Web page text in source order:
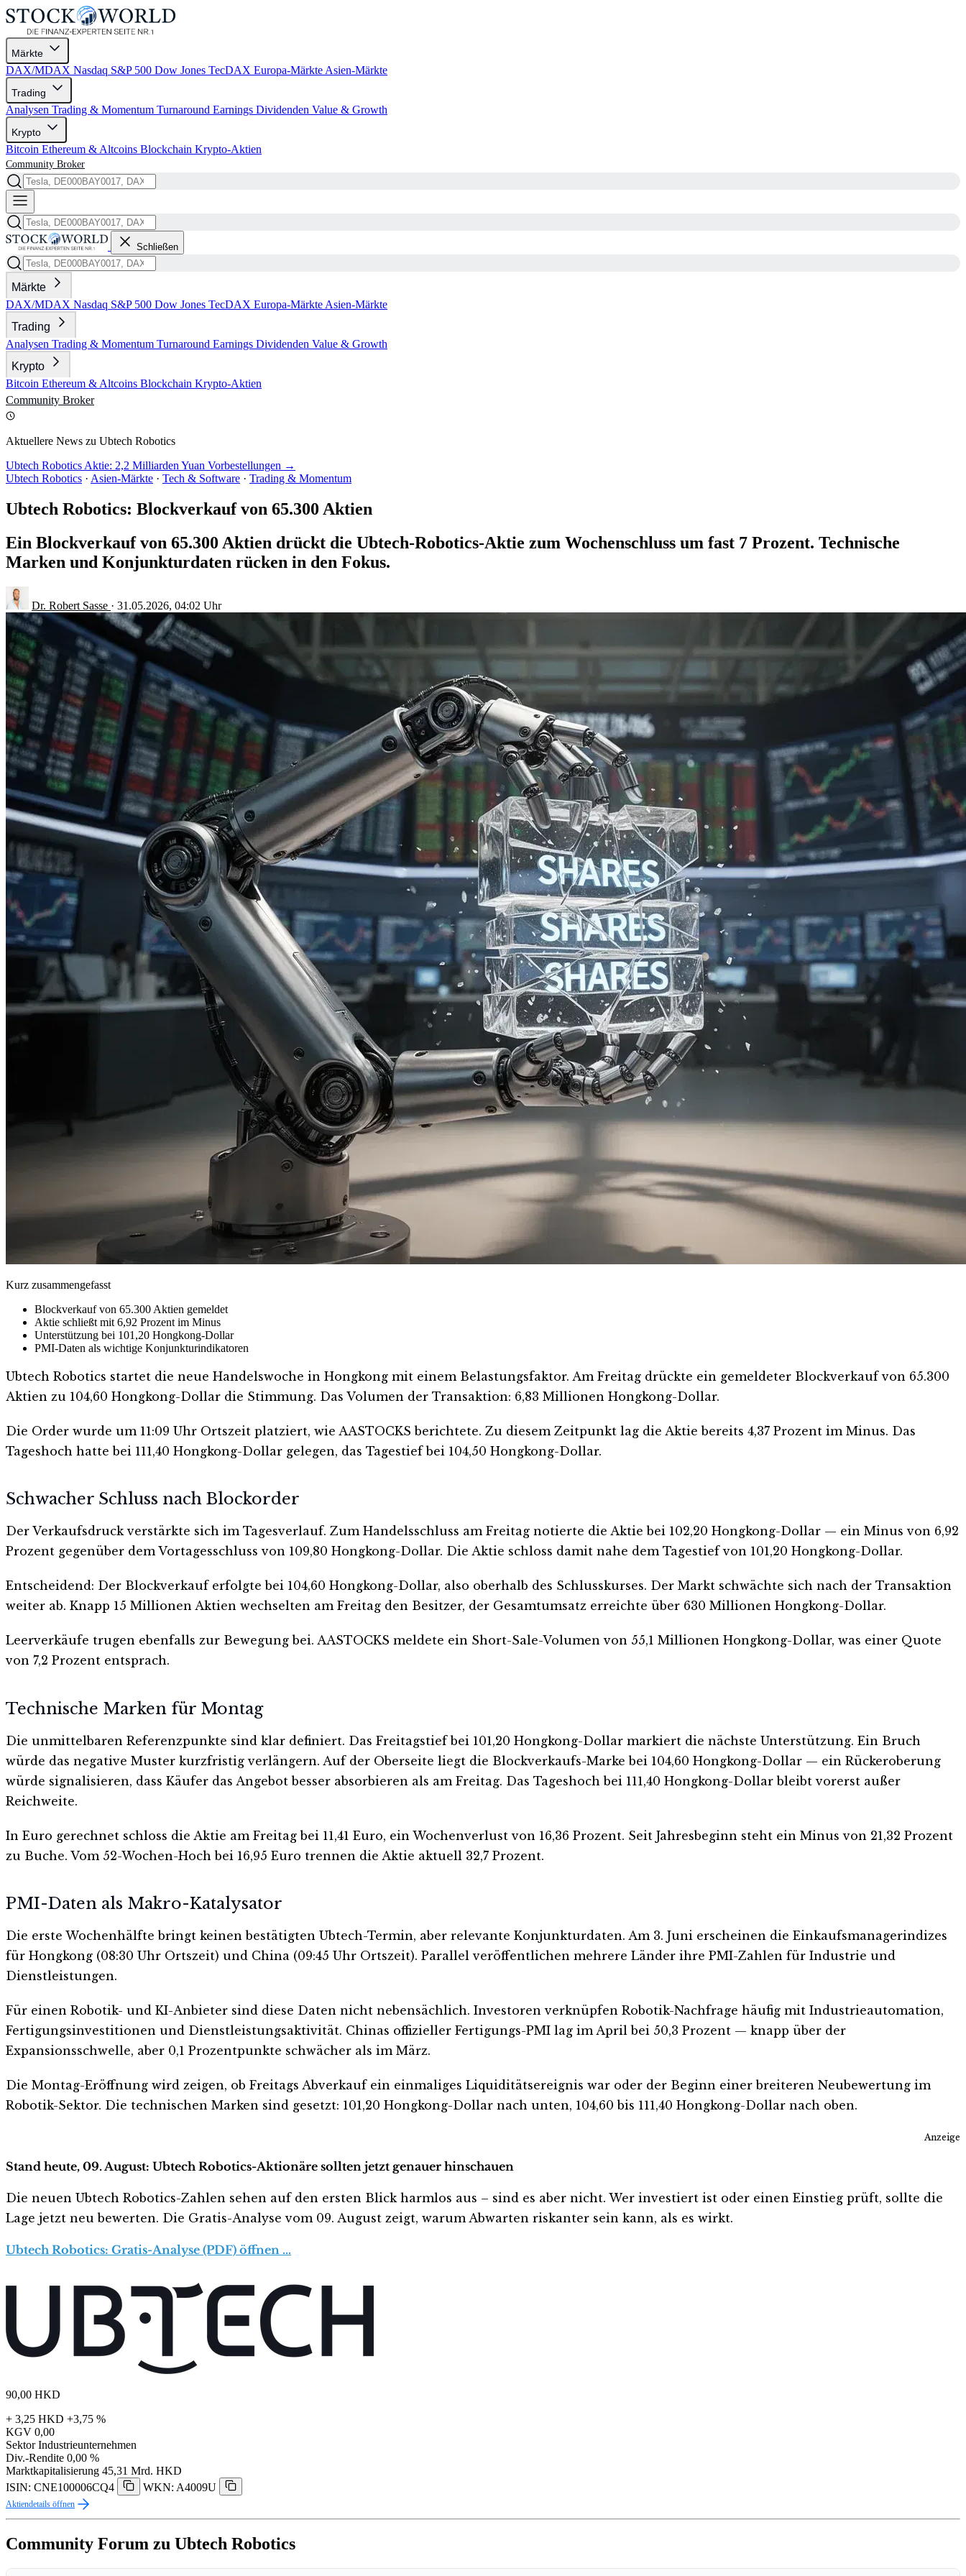
Märkte
DAX/MDAX Nasdaq S&P 500 Dow Jones TecDAX Europa-Märkte Asien-Märkte
Trading
Analysen Trading & Momentum Turnaround Earnings Dividenden Value & Growth
Krypto
Bitcoin Ethereum & Altcoins Blockchain Krypto-Aktien
Community Broker
Schließen
Märkte
DAX/MDAX Nasdaq S&P 500 Dow Jones TecDAX Europa-Märkte Asien-Märkte
Trading
Analysen Trading & Momentum Turnaround Earnings Dividenden Value & Growth
Krypto
Bitcoin Ethereum & Altcoins Blockchain Krypto-Aktien
Community Broker
Aktuellere News zu Ubtech Robotics
Ubtech Robotics Aktie: 2,2 Milliarden Yuan Vorbestellungen →
Ubtech Robotics · Asien-Märkte · Tech & Software · Trading & Momentum
Ubtech Robotics: Blockverkauf von 65.300 Aktien
Ein Blockverkauf von 65.300 Aktien drückt die Ubtech-Robotics-Aktie zum Wochenschluss um fast 7 Prozent. Technische
Marken und Konjunkturdaten rücken in den Fokus.
Dr. Robert Sasse · 31.05.2026, 04:02 Uhr
Kurz zusammengefasst
Blockverkauf von 65.300 Aktien gemeldet
Aktie schließt mit 6,92 Prozent im Minus
Unterstützung bei 101,20 Hongkong-Dollar
PMI-Daten als wichtige Konjunkturindikatoren
Ubtech Robotics startet die neue Handelswoche in Hongkong mit einem Belastungsfaktor. Am Freitag drückte ein gemeldeter Blockverkauf von 65.300
Aktien zu 104,60 Hongkong-Dollar die Stimmung. Das Volumen der Transaktion: 6,83 Millionen Hongkong-Dollar.
Die Order wurde um 11:09 Uhr Ortszeit platziert, wie AASTOCKS berichtete. Zu diesem Zeitpunkt lag die Aktie bereits 4,37 Prozent im Minus. Das
Tageshoch hatte bei 111,40 Hongkong-Dollar gelegen, das Tagestief bei 104,50 Hongkong-Dollar.
Schwacher Schluss nach Blockorder
Der Verkaufsdruck verstärkte sich im Tagesverlauf. Zum Handelsschluss am Freitag notierte die Aktie bei 102,20 Hongkong-Dollar — ein Minus von 6,92
Prozent gegenüber dem Vortagesschluss von 109,80 Hongkong-Dollar. Die Aktie schloss damit nahe dem Tagestief von 101,20 Hongkong-Dollar.
Entscheidend: Der Blockverkauf erfolgte bei 104,60 Hongkong-Dollar, also oberhalb des Schlusskurses. Der Markt schwächte sich nach der Transaktion
weiter ab. Knapp 15 Millionen Aktien wechselten am Freitag den Besitzer, der Gesamtumsatz erreichte über 630 Millionen Hongkong-Dollar.
Leerverkäufe trugen ebenfalls zur Bewegung bei. AASTOCKS meldete ein Short-Sale-Volumen von 55,1 Millionen Hongkong-Dollar, was einer Quote
von 7,2 Prozent entsprach.
Technische Marken für Montag
Die unmittelbaren Referenzpunkte sind klar definiert. Das Freitagstief bei 101,20 Hongkong-Dollar markiert die nächste Unterstützung. Ein Bruch
würde das negative Muster kurzfristig verlängern. Auf der Oberseite liegt die Blockverkaufs-Marke bei 104,60 Hongkong-Dollar — ein Rückeroberung
würde signalisieren, dass Käufer das Angebot besser absorbieren als am Freitag. Das Tageshoch bei 111,40 Hongkong-Dollar bleibt vorerst außer
Reichweite.
In Euro gerechnet schloss die Aktie am Freitag bei 11,41 Euro, ein Wochenverlust von 16,36 Prozent. Seit Jahresbeginn steht ein Minus von 21,32 Prozent
zu Buche. Vom 52-Wochen-Hoch bei 16,95 Euro trennen die Aktie aktuell 32,7 Prozent.
PMI-Daten als Makro-Katalysator
Die erste Wochenhälfte bringt keinen bestätigten Ubtech-Termin, aber relevante Konjunkturdaten. Am 3. Juni erscheinen die Einkaufsmanagerindizes
für Hongkong (08:30 Uhr Ortszeit) und China (09:45 Uhr Ortszeit). Parallel veröffentlichen mehrere Länder ihre PMI-Zahlen für Industrie und
Dienstleistungen.
Für einen Robotik- und KI-Anbieter sind diese Daten nicht nebensächlich. Investoren verknüpfen Robotik-Nachfrage häufig mit Industrieautomation,
Fertigungsinvestitionen und Dienstleistungsaktivität. Chinas offizieller Fertigungs-PMI lag im April bei 50,3 Prozent — knapp über der
Expansionsschwelle, aber 0,1 Prozentpunkte schwächer als im März.
Die Montag-Eröffnung wird zeigen, ob Freitags Abverkauf ein einmaliges Liquiditätsereignis war oder der Beginn einer breiteren Neubewertung im
Robotik-Sektor. Die technischen Marken sind gesetzt: 101,20 Hongkong-Dollar nach unten, 104,60 bis 111,40 Hongkong-Dollar nach oben.
Anzeige
Stand heute, 09. August: Ubtech Robotics-Aktionäre sollten jetzt genauer hinschauen
Die neuen Ubtech Robotics-Zahlen sehen auf den ersten Blick harmlos aus – sind es aber nicht. Wer investiert ist oder einen Einstieg prüft, sollte die
Lage jetzt neu bewerten. Die Gratis-Analyse vom 09. August zeigt, warum Abwarten riskanter sein kann, als es wirkt.
Ubtech Robotics: Gratis-Analyse (PDF) öffnen …
90,00 HKD
+ 3,25 HKD +3,75 %
KGV 0,00
Sektor Industrieunternehmen
Div.-Rendite 0,00 %
Marktkapitalisierung 45,31 Mrd. HKD
ISIN: CNE100006CQ4
WKN: A4009U
Aktiendetails öffnen
Community Forum zu Ubtech Robotics